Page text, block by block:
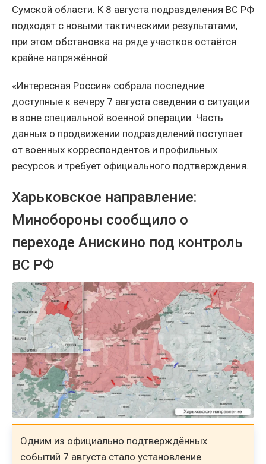
Сумской области. К 8 августа подразделения ВС РФ
подходят с новыми тактическими результатами,
при этом обстановка на ряде участков остаётся
крайне напряжённой.
«Интересная Россия» собрала последние
доступные к вечеру 7 августа сведения о ситуации
в зоне специальной военной операции. Часть
данных о продвижении подразделений поступает
от военных корреспондентов и профильных
ресурсов и требует официального подтверждения.
Харьковское направление:
Минобороны сообщило о
переходе Анискино под контроль
ВС РФ
Одним из официально подтверждённых
событий 7 августа стало установление